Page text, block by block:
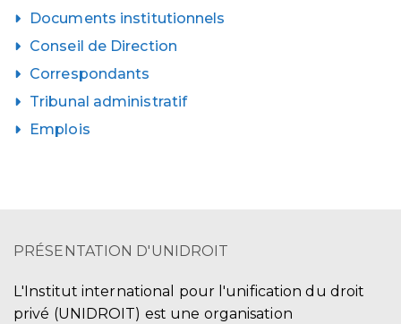
Documents institutionnels
Conseil de Direction
Correspondants
Tribunal administratif
Emplois
PRÉSENTATION D'UNIDROIT
L'Institut international pour l'unification du droit
privé (UNIDROIT) est une organisation